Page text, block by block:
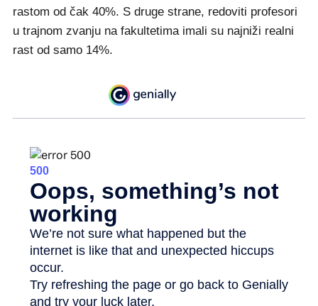
rastom od čak 40%. S druge strane, redoviti profesori
u trajnom zvanju na fakultetima imali su najniži realni
rast od samo 14%.